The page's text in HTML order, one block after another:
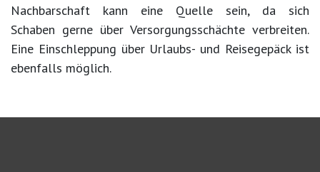
Nachbarschaft kann eine Quelle sein, da sich
Schaben gerne über Versorgungsschächte verbreiten.
Eine Einschleppung über Urlaubs- und Reisegepäck ist
ebenfalls möglich.